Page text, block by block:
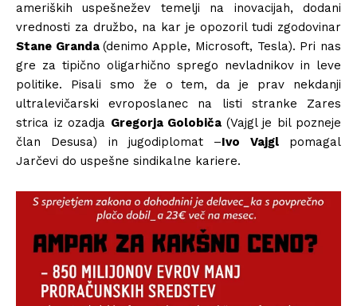
ameriških uspešnežev temelji na inovacijah, dodani
vrednosti za družbo, na kar je opozoril tudi zgodovinar
Stane Granda(denimo Apple, Microsoft, Tesla). Pri nas
gre za tipično oligarhično sprego nevladnikov in leve
politike. Pisali smo že o tem, da je prav nekdanji
ultralevičarski evroposlanec na listi stranke Zares
strica iz ozadja Gregorja Golobiča (Vajgl je bil pozneje
član Desusa) in jugodiplomat –Ivo Vajglpomagal
Jarčevi do uspešne sindikalne kariere.